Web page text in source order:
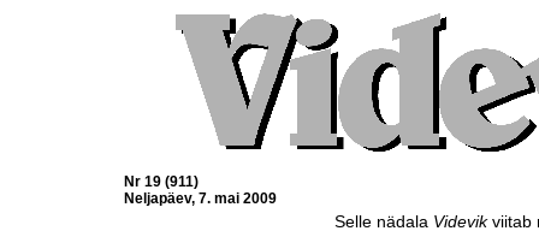
Nr 19 (911)
Neljapäev, 7. mai 2009
Selle nädala Videvikviitab